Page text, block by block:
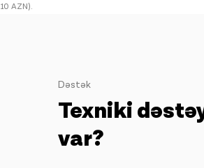
AZN).
Dəstək
Texniki
var?